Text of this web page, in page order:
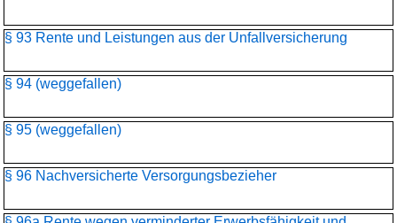
§ 93 Rente und Leistungen aus der Unfallversicherung
§ 94 (weggefallen)
§ 95 (weggefallen)
§ 96 Nachversicherte Versorgungsbezieher